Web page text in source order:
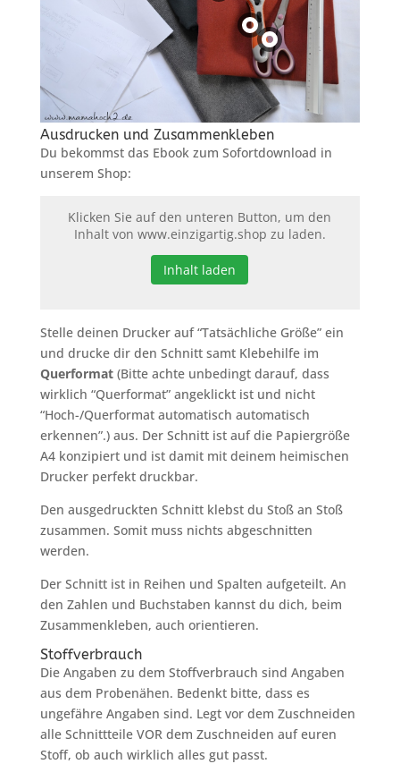
Ausdrucken und Zusammenkleben
Du bekommst das Ebook zum Sofortdownload in
unserem Shop:
Klicken Sie auf den unteren Button, um den
Inhalt von www.einzigartig.shop zu laden.
Inhalt laden
Stelle deinen Drucker auf “Tatsächliche Größe” ein
und drucke dir den Schnitt samt Klebehilfe im
Querformat(Bitte achte unbedingt darauf, dass
wirklich “Querformat” angeklickt ist und nicht
“Hoch-/Querformat automatisch automatisch
erkennen”.) aus. Der Schnitt ist auf die Papiergröße
A4 konzipiert und ist damit mit deinem heimischen
Drucker perfekt druckbar.
Den ausgedruckten Schnitt klebst du Stoß an Stoß
zusammen. Somit muss nichts abgeschnitten
werden.
Der Schnitt ist in Reihen und Spalten aufgeteilt. An
den Zahlen und Buchstaben kannst du dich, beim
Zusammenkleben, auch orientieren.
Stoffverbrauch
Die Angaben zu dem Stoffverbrauch sind Angaben
aus dem Probenähen. Bedenkt bitte, dass es
ungefähre Angaben sind. Legt vor dem Zuschneiden
alle Schnittteile VOR dem Zuschneiden auf euren
Stoff, ob auch wirklich alles gut passt.